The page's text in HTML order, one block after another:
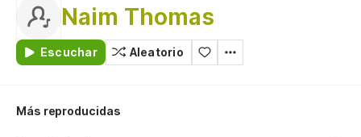
Naim Thomas
Escuchar Aleatorio
Más reproducidas